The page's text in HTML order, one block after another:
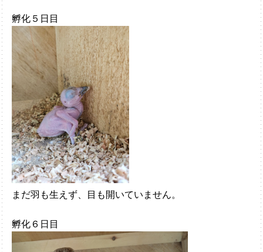
孵化５日目
まだ羽も生えず、目も開いていません。
孵化６日目